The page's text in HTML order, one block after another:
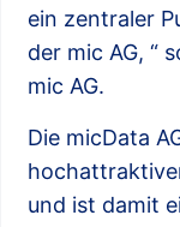
ein zentraler
der mic AG, “
mic AG.
Die micData
und ist damit